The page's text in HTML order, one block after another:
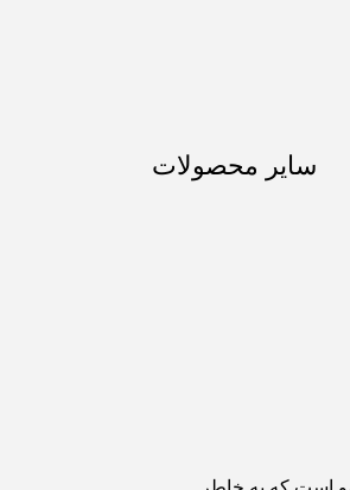
سایر محصولات